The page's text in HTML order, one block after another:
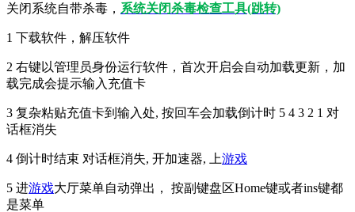
关闭系统自带杀毒， 系统关闭杀毒检查工具(跳转)
1 下载软件，解压软件
2 右键以管理员身份运行软件，首次开启会自动加载更新，加
载完成会提示输入充值卡
3 复杂粘贴充值卡到输入处, 按回车会加载倒计时 5 4 3 2 1 对
话框消失
4 倒计时结束 对话框消失, 开加速器, 上游戏
5 进游戏大厅菜单自动弹出， 按副键盘区Home键或者ins键都
是菜单